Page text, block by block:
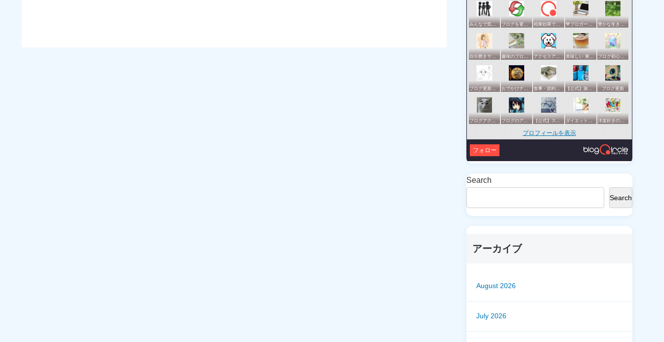
みんなで気軽にアクセスアップ ブログを更新したらここで報告 相乗効果でWINWIN!「はてブ・ランキング」応援サークル！！！ 💙ブロガー応援&更新報告♪💙 豊かな生き方サークル
自分磨きサークル 趣味のブログを楽しむ会 アクセスアップのお手伝い！ブログサークルあんてな 美味しい 東京・横浜 ブログ初心者の集い
ブログ更新報告サークル おでかけナビ：ブロガーの地元・観光・グルメ情報 グリット / きっとおでかけしたくなる集い♪♪ 食事・節約・断捨離などの暮らし全般サークル 【公式】旅行サークル ブログ更新
ブログアクセスアップサークル ブログのアクセスアップを目指したい方一緒に頑張りましょう 【公式】スポーツ・アウトドアサークル ダイエットや美容の実践情報を公開する賢明なブロガーの集い 洋楽好きのためのサークル
プロフィールを表示
フォロー
Search
Search
アーカイブ
August 2026
July 2026